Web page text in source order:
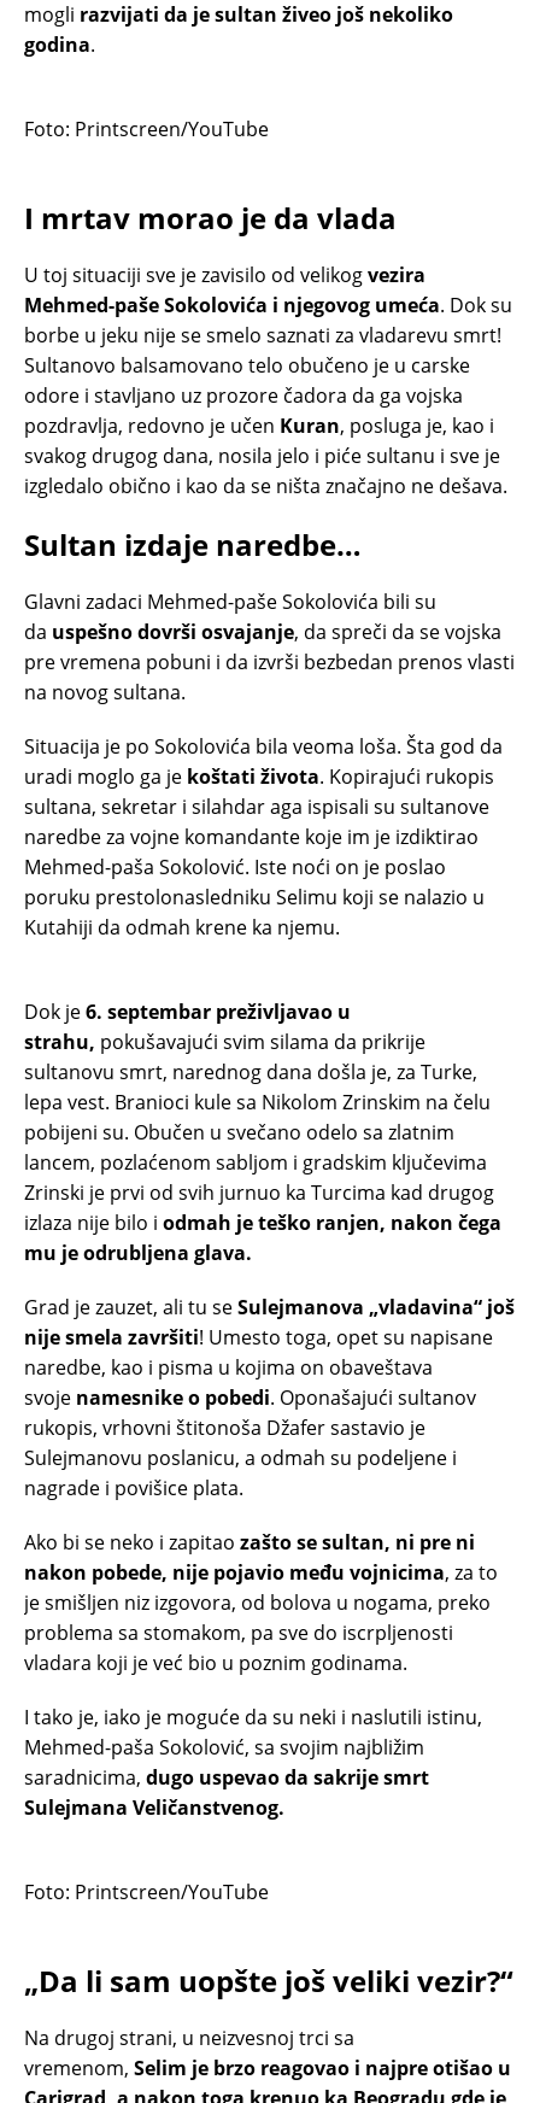
mogli razvijati da je sultan živeo još nekoliko
godina.
Foto: Printscreen/YouTube
I mrtav morao je da vlada
U toj situaciji sve je zavisilo od velikogvezira
Mehmed-paše Sokolovića i njegovog umeća. Dok su
borbe u jeku nije se smelo saznati za vladarevu smrt!
Sultanovo balsamovano telo obučeno je u carske
odore i stavljano uz prozore čadora da ga vojska
pozdravlja, redovno je učen Kuran, posluga je, kao i
svakog drugog dana, nosila jelo i piće sultanu i sve je
izgledalo obično i kao da se ništa značajno ne dešava.
Sultan izdaje naredbe…
Glavni zadaci Mehmed-paše Sokolovića bili su
da uspešno dovrši osvajanje, da spreči da se vojska
pre vremena pobuni i da izvrši bezbedan prenos vlasti
na novog sultana.
Situacija je po Sokolovića bila veoma loša. Šta god da
uradi moglo ga je koštati života. Kopirajući rukopis
sultana, sekretar i silahdar aga ispisali su sultanove
naredbe za vojne komandante koje im je izdiktirao
Mehmed-paša Sokolović. Iste noći on je poslao
poruku prestolonasledniku Selimu koji se nalazio u
Kutahiji da odmah krene ka njemu.
Dok je6. septembar preživljavao u
strahu, pokušavajući svim silama da prikrije
sultanovu smrt, narednog dana došla je, za Turke,
lepa vest. Branioci kule sa Nikolom Zrinskim na čelu
pobijeni su. Obučen u svečano odelo sa zlatnim
lancem, pozlaćenom sabljom i gradskim ključevima
Zrinski je prvi od svih jurnuo ka Turcima kad drugog
izlaza nije bilo i odmah je teško ranjen, nakon čega
mu je odrubljena glava.
Grad je zauzet, ali tu seSulejmanova „vladavina“ još
nije smela završiti! Umesto toga, opet su napisane
naredbe, kao i pisma u kojima on obaveštava
svoje namesnike o pobedi. Oponašajući sultanov
rukopis, vrhovni štitonoša Džafer sastavio je
Sulejmanovu poslanicu, a odmah su podeljene i
nagrade i povišice plata.
Ako bi se neko i zapitao zašto se sultan, ni pre ni
nakon pobede, nije pojavio među vojnicima, za to
je smišljen niz izgovora, od bolova u nogama, preko
problema sa stomakom, pa sve do iscrpljenosti
vladara koji je već bio u poznim godinama.
I tako je, iako je moguće da su neki i naslutili istinu,
Mehmed-paša Sokolović, sa svojim najbližim
saradnicima, dugo uspevao da sakrije smrt
Sulejmana Veličanstvenog.
Foto: Printscreen/YouTube
„Da li sam uopšte još veliki vezir?“
Na drugoj strani, u neizvesnoj trci sa
vremenom, Selim je brzo reagovao i najpre otišao u